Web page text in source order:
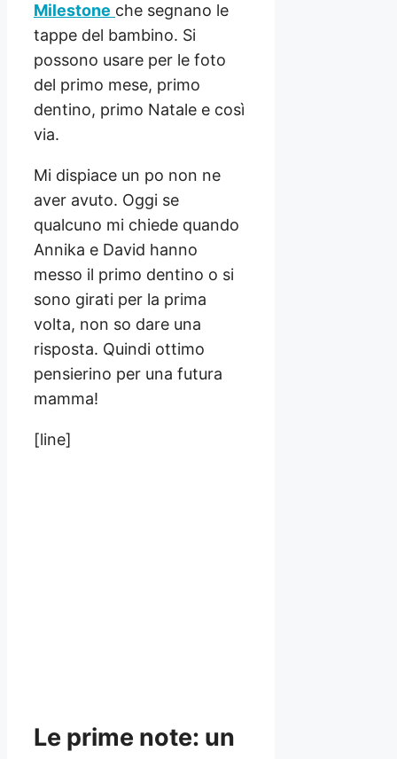
Milestone che segnano le
tappe del bambino. Si
possono usare per le foto
del primo mese, primo
dentino, primo Natale e così
via.
Mi dispiace un po non ne
aver avuto. Oggi se
qualcuno mi chiede quando
Annika e David hanno
messo il primo dentino o si
sono girati per la prima
volta, non so dare una
risposta. Quindi ottimo
pensierino per una futura
mamma!
[line]
Le prime note: un